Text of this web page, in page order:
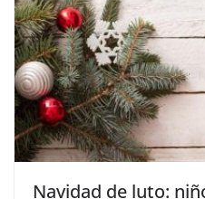
Navidad de luto: